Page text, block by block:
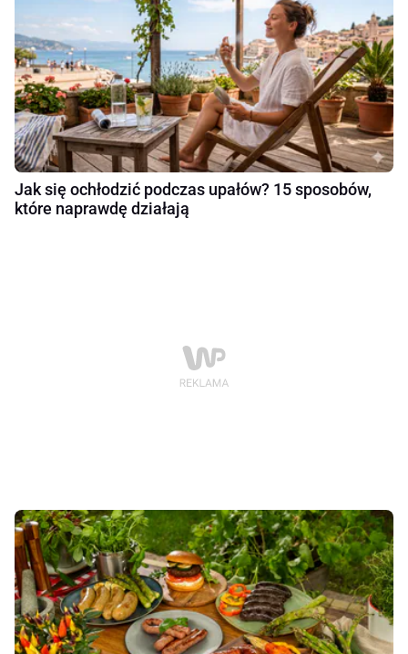
Jak się ochłodzić podczas upałów? 15 sposobów,
które naprawdę działają